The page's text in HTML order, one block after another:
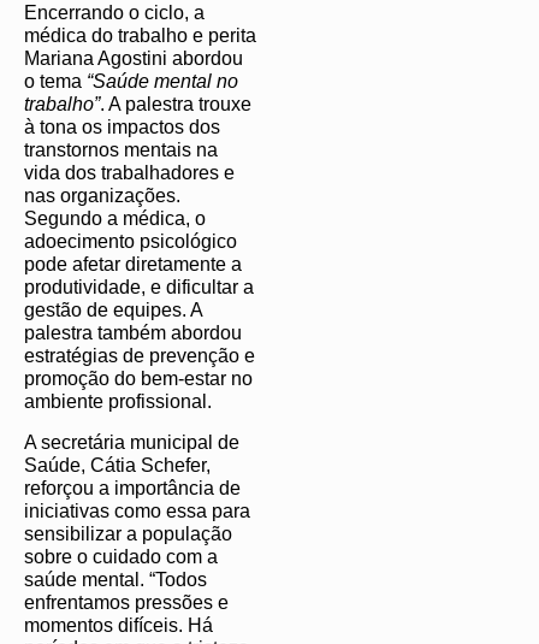
Encerrando o ciclo, a
médica do trabalho e perita
Mariana Agostini abordou
o tema “Saúde mental no
trabalho”. A palestra trouxe
à tona os impactos dos
transtornos mentais na
vida dos trabalhadores e
nas organizações.
Segundo a médica, o
adoecimento psicológico
pode afetar diretamente a
produtividade, e dificultar a
gestão de equipes. A
palestra também abordou
estratégias de prevenção e
promoção do bem-estar no
ambiente profissional.
A secretária municipal de
Saúde, Cátia Schefer,
reforçou a importância de
iniciativas como essa para
sensibilizar a população
sobre o cuidado com a
saúde mental. “Todos
enfrentamos pressões e
momentos difíceis. Há